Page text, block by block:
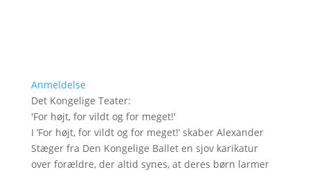
Anmeldelse
Det Kongelige Teater:
'For højt, for vildt og for meget!'
I ’For højt, for vildt og for meget!’ skaber Alexander
Stæger fra Den Kongelige Ballet en sjov karikatur
over forældre, der altid synes, at deres børn larmer